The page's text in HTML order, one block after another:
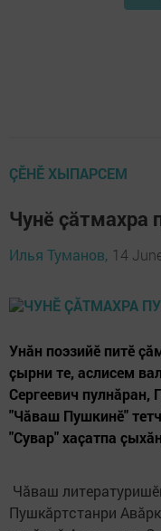
ÇӖНӖ ХЫПАРСЕМ
Чунӗ ҫӑтмахра
Илья Туманов, 14
Унӑн поэзийӗ питӗ
ҫырни те, аслисем
Сергеевич пулнӑран,
"Чӑваш Пушкинӗ"
"Сувар" хаҫатпа
Чӑваш
Пушкăртстанри